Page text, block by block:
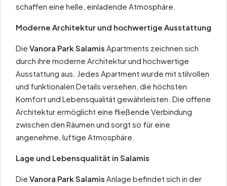
schaffen eine helle, einladende Atmosphäre.
Moderne Architektur und hochwertige Ausstattung
Die Vanora Park Salamis Apartments zeichnen sich
durch ihre moderne Architektur und hochwertige
Ausstattung aus. Jedes Apartment wurde mit stilvollen
und funktionalen Details versehen, die höchsten
Komfort und Lebensqualität gewährleisten. Die offene
Architektur ermöglicht eine fließende Verbindung
zwischen den Räumen und sorgt so für eine
angenehme, luftige Atmosphäre.
Lage und Lebensqualität in Salamis
Die Vanora Park Salamis Anlage befindet sich in der